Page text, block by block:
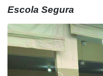
Escola Segura